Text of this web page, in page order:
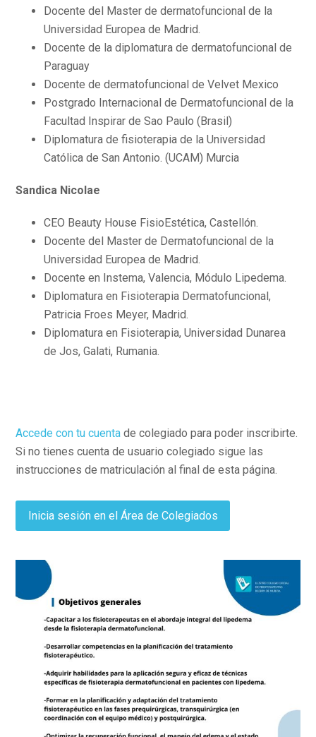
Docente del Master de dermatofuncional de la
Universidad Europea de Madrid.
Docente de la diplomatura de dermatofuncional de
Paraguay
Docente de dermatofuncional de Velvet Mexico
Postgrado Internacional de Dermatofuncional de la
Facultad Inspirar de Sao Paulo (Brasil)
Diplomatura de fisioterapia de la Universidad
Católica de San Antonio. (UCAM) Murcia
Sandica Nicolae
CEO Beauty House FisioEstética, Castellón.
Docente del Master de Dermatofuncional de la
Universidad Europea de Madrid.
Docente en Instema, Valencia, Módulo Lipedema.
Diplomatura en Fisioterapia Dermatofuncional,
Patricia Froes Meyer, Madrid.
Diplomatura en Fisioterapia, Universidad Dunarea
de Jos, Galati, Rumania.
Accede con tu cuenta de colegiado para poder inscribirte.
Si no tienes cuenta de usuario colegiado sigue las
instrucciones de matriculación al final de esta página.
Inicia sesión en el Área de Colegiados